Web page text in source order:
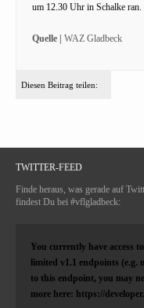
um 12.30 Uhr in Schalke ran.
Quelle | WAZ Gladbeck
Diesen Beitrag teilen:
TWITTER-FEED
Finde heraus, was gerade auf
findest Du bei #vflgladbeck:
You currently have access
limited v1.1 endpoints (e.g.
to this endpoint, you may
more here: https://